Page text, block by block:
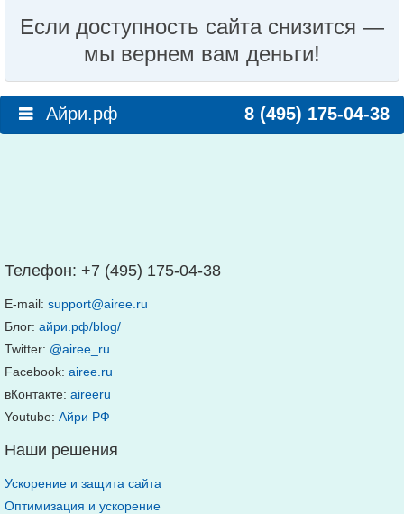
Если доступность сайта снизится —
мы вернем вам деньги!
Айри.рф 8 (495) 175-04-38
Телефон: +7 (495) 175-04-38
E-mail: support@airee.ru
Блог: айри.рф/blog/
Twitter: @airee_ru
Facebook: airee.ru
вКонтакте: aireeru
Youtube: Айри РФ
Наши решения
Ускорение и защита сайта
Оптимизация и ускорение